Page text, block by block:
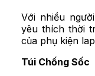
Với nhiều
yêu thích thời
của phụ kiện
Túi Chống Sốc